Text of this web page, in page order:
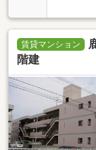
賃貸マンション
階建